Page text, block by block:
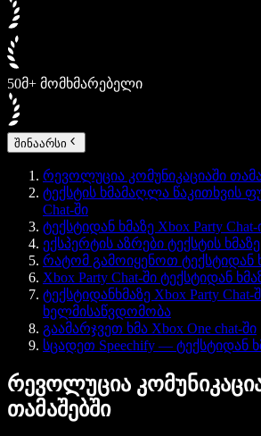
50მ+ მომხმარებელი
შინაარსი
რევოლუცია კომუნიკაციაში
ტექსტის ხმამაღლა წაკითხვის
Chat-ში
ტექსტიდან ხმაზე Xbox Party
ექსპერტის აზრები ტექსტის
რატომ გამოიყენოთ ტექსტიდან
Xbox Party Chat-ში ტექსტიდან
ტექსტიდანხმაზე Xbox Party Chat-
ხელმისაწვდომობა
გაამარჯვეთ ხმა Xbox One chat-ში
სცადეთ Speechify — ტექსტიდან
რევოლუცია
თამაშებში